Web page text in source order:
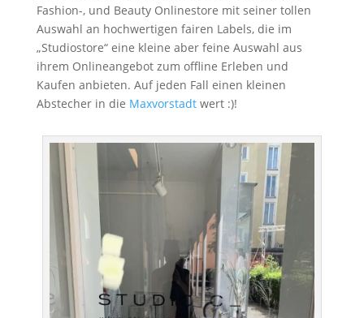
Fashion-, und Beauty Onlinestore mit seiner tollen
Auswahl an hochwertigen fairen Labels, die im
„Studiostore“ eine kleine aber feine Auswahl aus
ihrem Onlineangebot zum offline Erleben und
Kaufen anbieten. Auf jeden Fall einen kleinen
Abstecher in die Maxvorstadt wert :)!